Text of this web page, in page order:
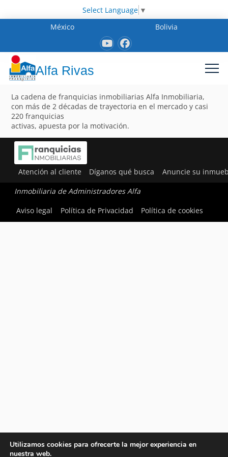
Select Language ▼
México
Bolivia
Alfa Rivas
La cadena de franquicias inmobiliarias Alfa Inmobiliaria,
con más de 2 décadas de trayectoria en el mercado y casi
220 franquicias
activas, apuesta por la motivación.
Atención al cliente Díganos qué busca Anuncie su
Inmobiliaria de Administradores Alfa
Aviso legal
Política de Privacidad Política de cookies
Utilizamos cookies para ofrecerte la mejor experiencia en
nuestra web.